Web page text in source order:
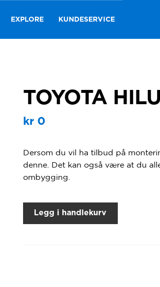
EXPLORE KUNDESERVICE
TOYOTA
kr0
Dersom du vil ha tilbud på
denne. Det kan også være at du
ombygging.
Legg i handlekurv